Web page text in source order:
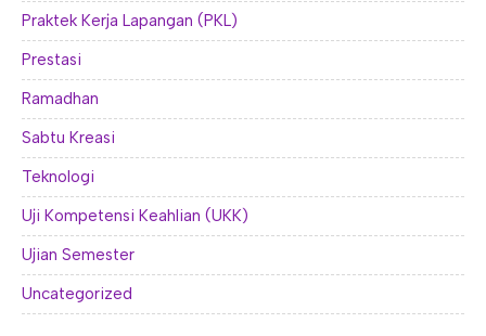
Praktek Kerja Lapangan (PKL)
Prestasi
Ramadhan
Sabtu Kreasi
Teknologi
Uji Kompetensi Keahlian (UKK)
Ujian Semester
Uncategorized